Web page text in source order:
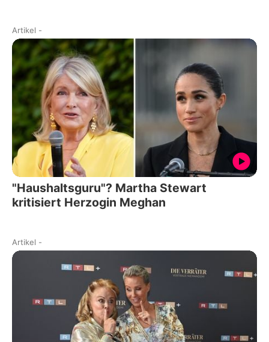
Artikel -
"Haushaltsguru"? Martha Stewart
kritisiert Herzogin Meghan
Artikel -